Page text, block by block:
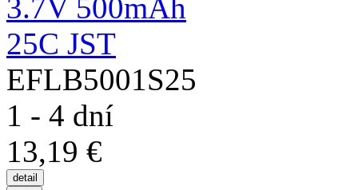
EFLB5001S25
1 - 4 dní
13,19 €